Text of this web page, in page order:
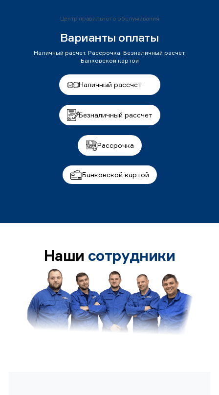
Центр правильного обслуживания
Варианты оплаты
Наличный расчет. Рассрочка. Безналичный расчет.
Банковской картой
Наличный рассчет
Безналичный рассчет
Рассрочка
Банковской картой
Наши сотрудники